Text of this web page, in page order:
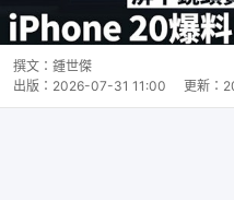
撰文： 鍾世傑
出版： 2026-07-31 11:00 更新：